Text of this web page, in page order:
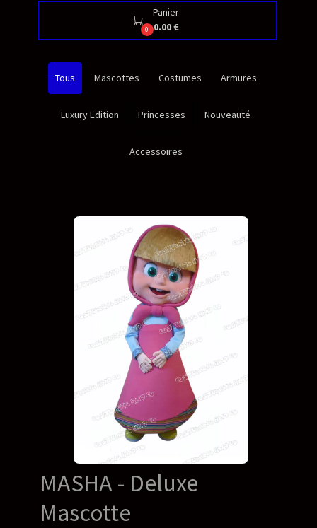

0
Panier
0.00 €
Tous Mascottes Costumes Armures
Luxury Edition Princesses Nouveauté
Accessoires
MASHA - Deluxe
Mascotte